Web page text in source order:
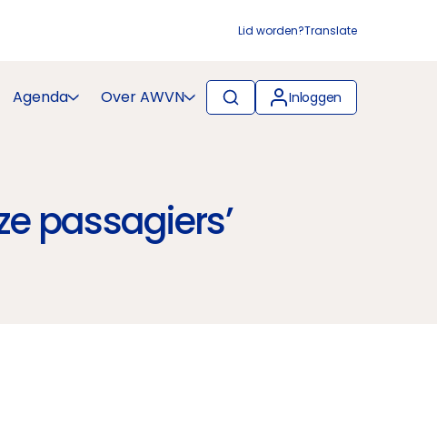
Lid worden?Translate
Agenda Over AWVN Inloggen
passagiers’